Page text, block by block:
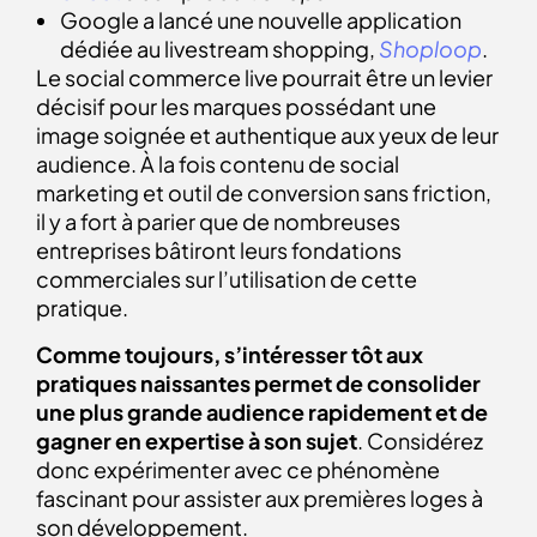
Google a lancé une nouvelle application
dédiée au livestream shopping, Shoploop.
Le social commerce live pourrait être un levier
décisif pour les marques possédant une
image soignée et authentique aux yeux de leur
audience. À la fois contenu de social
marketing et outil de conversion sans friction,
il y a fort à parier que de nombreuses
entreprises bâtiront leurs fondations
commerciales sur l’utilisation de cette
pratique.
Comme toujours, s’intéresser tôt aux
pratiques naissantes permet de consolider
une plus grande audience rapidement et de
gagner en expertise à son sujet . Considérez
donc expérimenter avec ce phénomène
fascinant pour assister aux premières loges à
son développement.